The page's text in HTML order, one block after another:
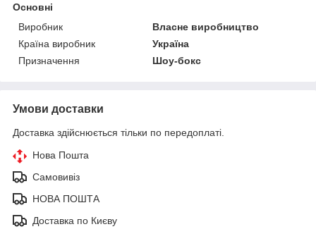
Основні
Виробник
Власне виробництво
Країна виробник
Україна
Призначення
Шоу-бокс
Умови доставки
Доставка здійснюється тільки по передоплаті.
Нова Пошта
Самовивіз
НОВА ПОШТА
Доставка по Києву